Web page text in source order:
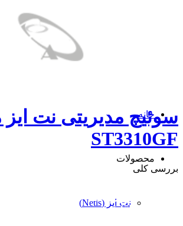
خانه
محصولات
نت ایز (Netis)
سوئیچ مدیریتی نت
ST3310GF
بررسی کلی
ST3310GF